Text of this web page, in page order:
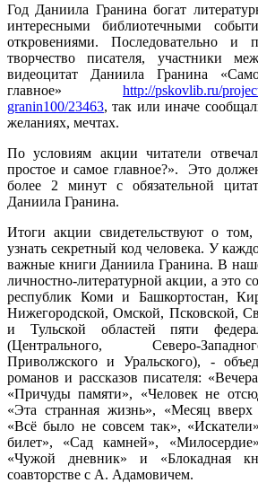
Год Даниила Гранина богат
интересными библиотечными
откровениями. Последовательно и
творчество писателя, участники
видеоцитат Даниила Гранина
главное» http://pskovlib.ru/
granin100/23463, так или иначе
желаниях, мечтах.
По условиям акции читатели
простое и самое главное?». Это
более 2 минут с обязательной
Даниила Гранина.
Итоги акции свидетельствуют о том,
узнать секретный код человека. У
важные книги Даниила Гранина. В
личностно-литературной акции, а это
республик Коми и Башкортостан,
Нижегородской, Омской, Псковской,
и Тульской областей пяти
(Центрального, Северо-
Приволжского и Уральского), -
романов и рассказов писателя:
«Причуды памяти», «Человек не
«Эта странная жизнь», «Месяц
«Всё было не совсем так»,
билет», «Сад камней»,
«Чужой дневник» и «Блокадная
соавторстве с А. Адамовичем.